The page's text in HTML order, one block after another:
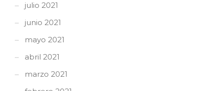
julio 2021
junio 2021
mayo 2021
abril 2021
marzo 2021